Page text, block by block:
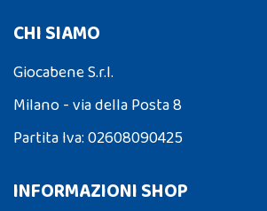
CHI SIAMO
Giocabene S.r.l.
Milano - via della Posta 8
Partita Iva: 02608090425
INFORMAZIONI SHOP